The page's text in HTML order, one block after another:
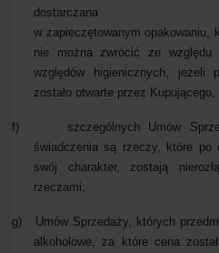
dostarczana
w zapieczętowanym opakowaniu,
nie można zwrócić ze
względów higienicznych, jeżeli
zostało otwarte przez Kupującego,
f)
szczególnych Umów
świadczenia są rzeczy, które po
swój charakter, zostają
rzeczami,
g)
Umów Sprzedaży, których
alkoholowe, za które cena